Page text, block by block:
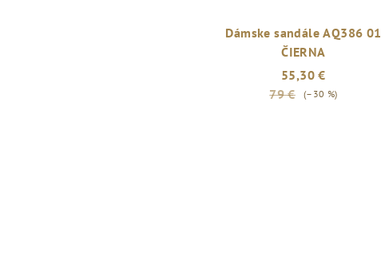
Dámske sandále AQ386 01
ČIERNA
55,30 €
79 €
(–30 %)